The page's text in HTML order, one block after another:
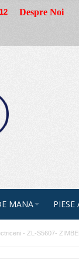
Despre Noi
MANA
- ZL-S5607-